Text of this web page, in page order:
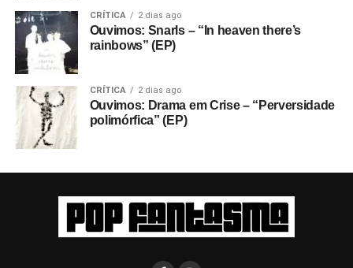
CRÍTICA 2 dias ago
Ouvimos: Snarls – “In heaven there’s
rainbows” (EP)
CRÍTICA 2 dias ago
Ouvimos: Drama em Crise – “Perversidade
polimórfica” (EP)